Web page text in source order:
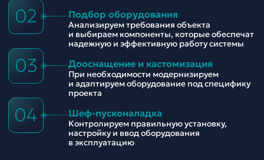
02 Подбор оборудования
Анализируем требования объекта
и выбираем компоненты, которые обеспечат
надежную и эффективную работу системы
03 Дооснащение и кастомизация
При необходимости модернизируем
и адаптируем оборудование под специфику
проекта
04 Шеф-пусконаладка
Контролируем правильную установку,
настройку и ввод оборудования
в эксплуатацию